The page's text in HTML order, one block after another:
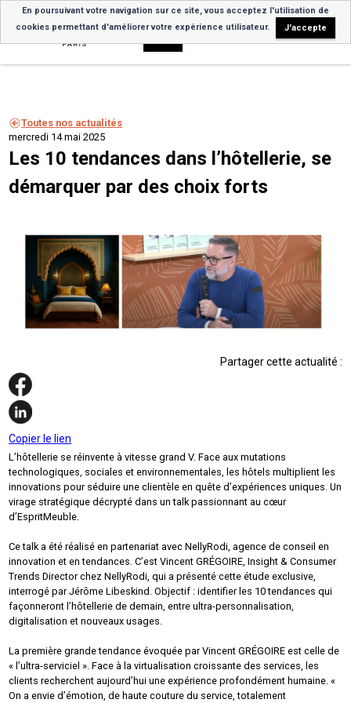
Toutes nos actualités
mercredi 14 mai 2025
Les 10 tendances dans l’hôtellerie, se
démarquer par des choix forts
Partager cette actualité :
Copier le lien
L’hôtellerie se réinvente à vitesse grand V. Face aux mutations
technologiques, sociales et environnementales, les hôtels multiplient les
innovations pour séduire une clientèle en quête d’expériences uniques. Un
virage stratégique décrypté dans un talk passionnant au cœur
d’EspritMeuble.
Ce talk a été réalisé en partenariat avec NellyRodi, agence de conseil en
innovation et en tendances. C’est Vincent GRÉGOIRE, Insight & Consumer
Trends Director chez NellyRodi, qui a présenté cette étude exclusive,
interrogé par Jérôme Libeskind. Objectif : identifier les 10 tendances qui
façonneront l’hôtellerie de demain, entre ultra-personnalisation,
digitalisation et nouveaux usages.
La première grande tendance évoquée par Vincent GRÉGOIRE est celle de
« l’ultra-serviciel ». Face à la virtualisation croissante des services, les
clients recherchent aujourd’hui une expérience profondément humaine. «
On a envie d’émotion, de haute couture du service, totalement
En poursuivant votre navigation sur ce site, vous acceptez l'utilisation de
cookies permettant d'améliorer votre expérience utilisateur.
J'accepte